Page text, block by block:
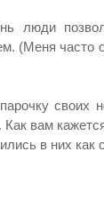
люди
(Меня часто
своих
Как вам
в них как